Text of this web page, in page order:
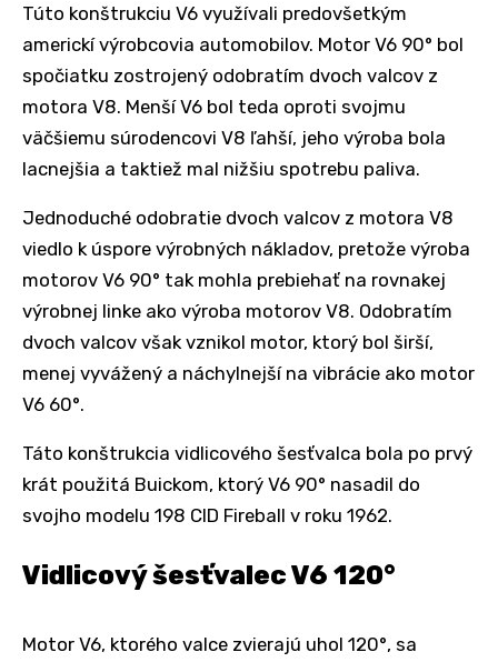
Túto konštrukciu V6 využívali predovšetkým
americkí výrobcovia automobilov. Motor V6 90° bol
spočiatku zostrojený odobratím dvoch valcov z
motora V8. Menší V6 bol teda oproti svojmu
väčšiemu súrodencovi V8 ľahší, jeho výroba bola
lacnejšia a taktiež mal nižšiu spotrebu paliva.
Jednoduché odobratie dvoch valcov z motora V8
viedlo k úspore výrobných nákladov, pretože výroba
motorov V6 90° tak mohla prebiehať na rovnakej
výrobnej linke ako výroba motorov V8. Odobratím
dvoch valcov však vznikol motor, ktorý bol širší,
menej vyvážený a náchylnejší na vibrácie ako motor
V6 60°.
Táto konštrukcia vidlicového šesťvalca bola po prvý
krát použitá Buickom, ktorý V6 90° nasadil do
svojho modelu 198 CID Fireball v roku 1962.
Vidlicový šesťvalec V6 120°
Motor V6, ktorého valce zvierajú uhol 120°, sa